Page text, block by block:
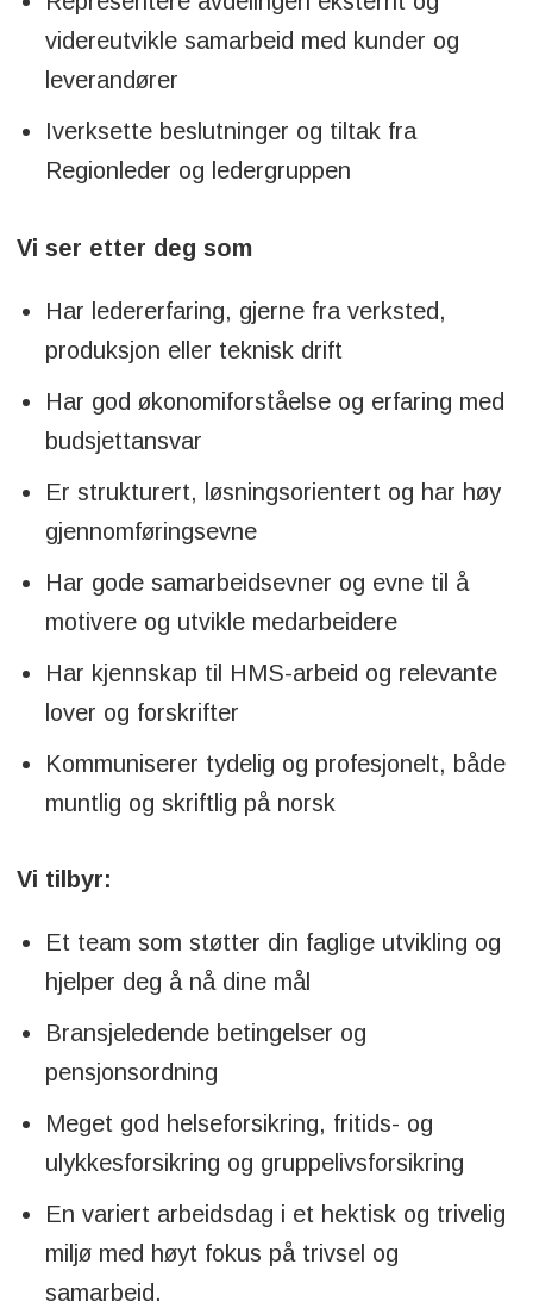
videreutvikle samarbeid med kunder og
leverandører
Iverksette beslutninger og tiltak fra
Regionleder og ledergruppen
Vi ser etter deg som
Har ledererfaring, gjerne fra verksted,
produksjon eller teknisk drift
Har god økonomiforståelse og erfaring med
budsjettansvar
Er strukturert, løsningsorientert og har høy
gjennomføringsevne
Har gode samarbeidsevner og evne til å
motivere og utvikle medarbeidere
Har kjennskap til HMS-arbeid og relevante
lover og forskrifter
Kommuniserer tydelig og profesjonelt, både
muntlig og skriftlig på norsk
Vi tilbyr:
Et team som støtter din faglige utvikling og
hjelper deg å nå dine mål
Bransjeledende betingelser og
pensjonsordning
Meget god helseforsikring, fritids- og
ulykkesforsikring og gruppelivsforsikring
En variert arbeidsdag i et hektisk og trivelig
miljø med høyt fokus på trivsel og
samarbeid.